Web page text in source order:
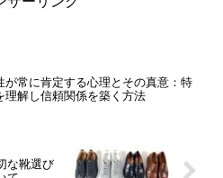
が常に肯定する心理とその真意：特
理解し信頼関係を築く方法
な靴選び